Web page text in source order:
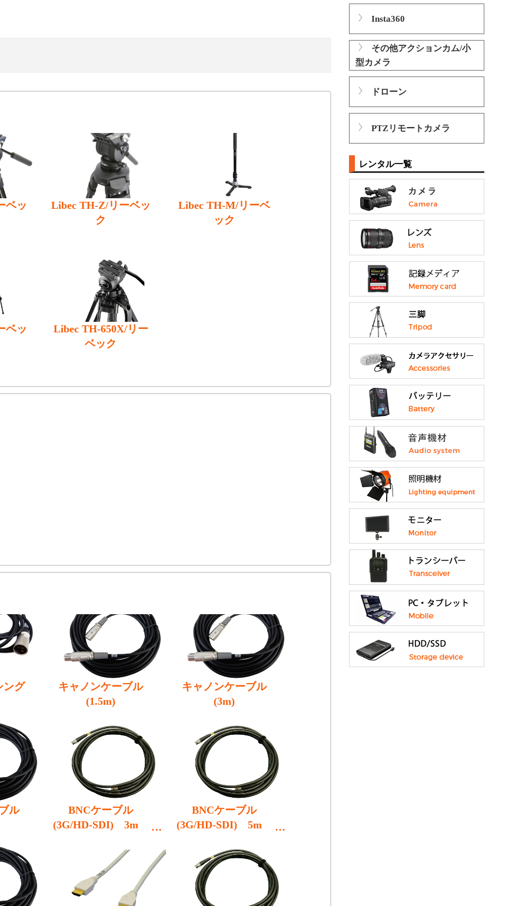
ベッ
Libec TH-Z/リーベッ
ク
Libec TH-M/リーベ
ック
ベッ
Libec TH-650X/リー
ベック
ング
キャノンケーブル
(1.5m)
キャノンケーブル
(3m)
ル
BNCケーブル
(3G/HD-SDI) 3m
BNCケーブル
(3G/HD-SDI) 5m
Insta360
その他アクションカム/小
型カメラ
ドローン
PTZリモートカメラ
レンタル一覧